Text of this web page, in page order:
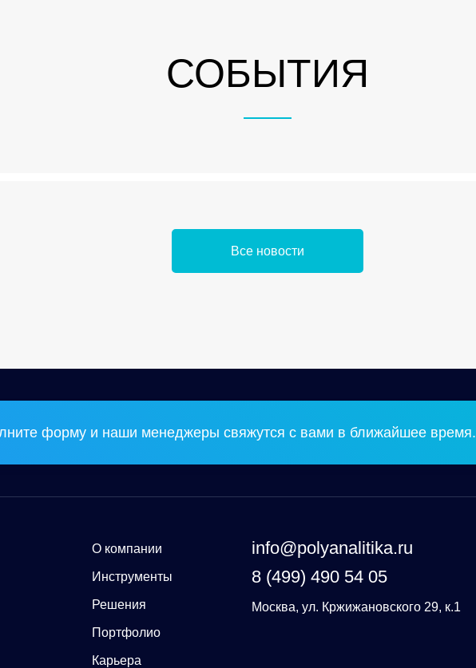
СОБЫТИЯ
Все новости
О компании
Инструменты
Решения
Портфолио
Карьера
info@polyanalitika.ru
Москва, ул. Кржижановского 29, к.1
форму и наши менеджеры свяжутся с вами в ближайшее время.
8 (499) 490 54 05